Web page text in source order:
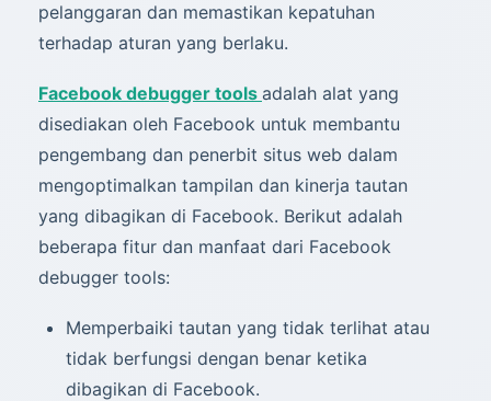
pelanggaran dan memastikan kepatuhan
terhadap aturan yang berlaku.
Facebook debugger tools adalah alat yang
disediakan oleh Facebook untuk membantu
pengembang dan penerbit situs web dalam
mengoptimalkan tampilan dan kinerja tautan
yang dibagikan di Facebook. Berikut adalah
beberapa fitur dan manfaat dari Facebook
debugger tools:
Memperbaiki tautan yang tidak terlihat atau
tidak berfungsi dengan benar ketika
dibagikan di Facebook.